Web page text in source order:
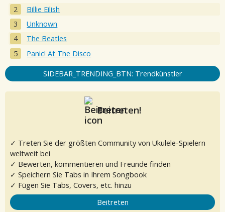
Billie Eilish
Unknown
The Beatles
Panic! At The Disco
SIDEBAR_TRENDING_BTN: Trendkünstler
Beitreten!
✓ Treten Sie der größten Community von Ukulele-Spielern
weltweit bei
✓ Bewerten, kommentieren und Freunde finden
✓ Speichern Sie Tabs in Ihrem Songbook
✓ Fügen Sie Tabs, Covers, etc. hinzu
Beitreten